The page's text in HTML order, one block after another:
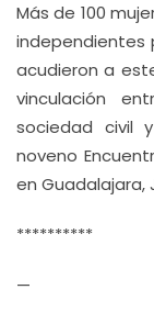
Más de 100
independientes
acudieron a
vinculación
sociedad civil
noveno
en Guadalajara,
**********
—